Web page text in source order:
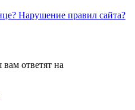
Нарушение правил сайта?
ответят на